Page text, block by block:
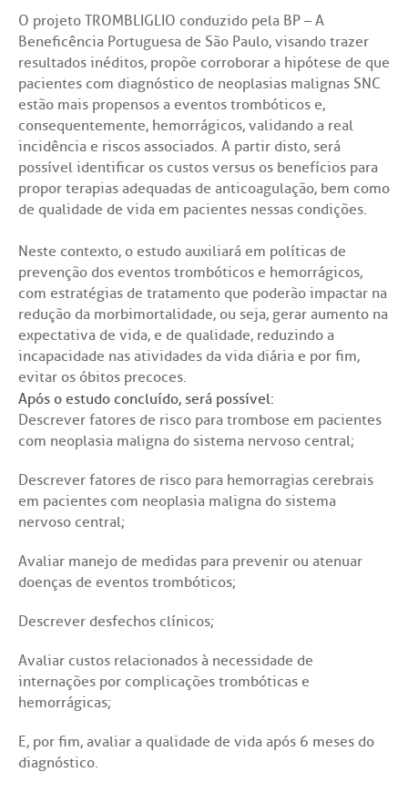
Saiba mais
Endereço:
CEP: 01323-001 | Bela Vista
São Paulo - SP
Clínica Medicina da Mulher
Saiba mais
Endereço:
R. Colômbia, 332
São Paulo - SP
a BP
Conosco
de Benchmarking
de Bioética
Centro de Doenças Autoimunes
de veracidade de atestado
atendimento
Cirurgia
frequentes
de Sangue
de órgãos
de cuidado
e perdidos
O projeto TROMBLIGLIO conduzido pela BP – A
Beneficência Portuguesa de São Paulo, visando trazer
resultados inéditos, propõe corroborar a hipótese de que
pacientes com diagnóstico de neoplasias malignas SNC
estão mais propensos a eventos trombóticos e,
consequentemente, hemorrágicos, validando a real
incidência e riscos associados. A partir disto, será
possível identificar os custos versus os benefícios para
propor terapias adequadas de anticoagulação, bem como
de qualidade de vida em pacientes nessas condições.
Neste contexto, o estudo auxiliará em políticas de
prevenção dos eventos trombóticos e hemorrágicos,
com estratégias de tratamento que poderão impactar na
redução da morbimortalidade, ou seja, gerar aumento na
expectativa de vida, e de qualidade, reduzindo a
incapacidade nas atividades da vida diária e por fim,
evitar os óbitos precoces.
Após o estudo concluído, será possível:
Descrever fatores de risco para trombose em pacientes
com neoplasia maligna do sistema nervoso central;
Descrever fatores de risco para hemorragias cerebrais
em pacientes com neoplasia maligna do sistema
nervoso central;
Avaliar manejo de medidas para prevenir ou atenuar
doenças de eventos trombóticos;
Descrever desfechos clínicos;
Avaliar custos relacionados à necessidade de
internações por complicações trombóticas e
hemorrágicas;
E, por fim, avaliar a qualidade de vida após 6 meses do
diagnóstico.